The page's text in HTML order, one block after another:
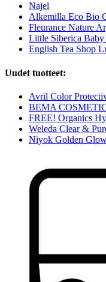
Najel
Alkemilla Eco Bio
Fleurance Nature
Little Siberica Baby
English Tea Shop
Uudet tuotteet:
Avril Color
BEMA
FREE! Organics
Weleda Clear &
Niyok Golden